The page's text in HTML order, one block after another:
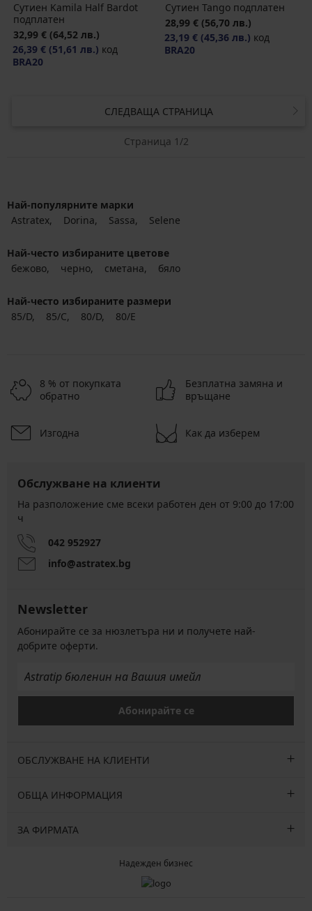
Сутиен Kamila Half Bardot
подплатен
32,99 € (64,52 лв.)
26,39 € (51,61 лв.) код
BRA20
Сутиен Tango подплатен
28,99 € (56,70 лв.)
23,19 € (45,36 лв.) код
BRA20
СЛЕДВАЩА СТРАНИЦА
Страница 1/2
Най-популярните марки
Astratex
Dorina Sassa Selene
Най-често избираните цветове
бежово
черно сметана бяло
Най-често избираните размери
85/D
85/C 80/D 80/E
8 % от покупката
обратно
Безплатна замяна и
връщане
Изгодна Как да изберем
Обслужване на клиенти
На разположение сме всеки работен ден от 9:00 до 17:00
ч
042 952927
info@astratex.bg
Newsletter
Абонирайте се за нюзлетъра ни и получете най-
добрите оферти.
Абонирайте се
ОБСЛУЖВАНЕ НА КЛИЕНТИ
ОБЩА ИНФОРМАЦИЯ
ЗА ФИРМАТА
Надежден бизнес